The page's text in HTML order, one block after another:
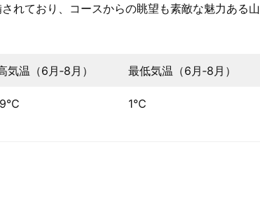
れており、コースからの眺望も素敵な魅力ある山
気温（6月‐8月） 最低気温（6月‐8月）
1℃